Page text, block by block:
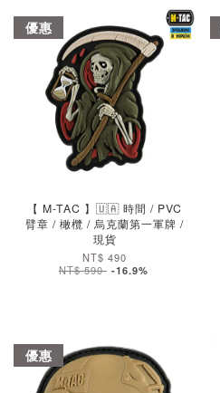
加入購物車
優惠
【 M-TAC 】🇺🇦 時間 / PVC
臂章 / 橄欖 / 烏克蘭第一軍牌 /
現貨
NT$ 490
NT$ 590 -16.9%
優惠